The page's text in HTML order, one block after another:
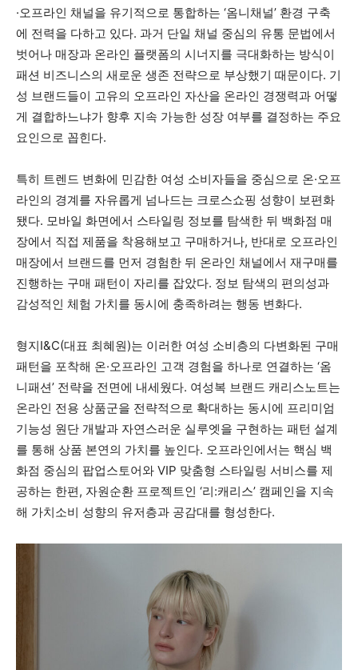
·오프라인 채널을 유기적으로 통합하는 ‘옴니채널’ 환경 구축
에 전력을 다하고 있다. 과거 단일 채널 중심의 유통 문법에서
벗어나 매장과 온라인 플랫폼의 시너지를 극대화하는 방식이
패션 비즈니스의 새로운 생존 전략으로 부상했기 때문이다. 기
성 브랜드들이 고유의 오프라인 자산을 온라인 경쟁력과 어떻
게 결합하느냐가 향후 지속 가능한 성장 여부를 결정하는 주요
요인으로 꼽힌다.
특히 트렌드 변화에 민감한 여성 소비자들을 중심으로 온·오프
라인의 경계를 자유롭게 넘나드는 크로스쇼핑 성향이 보편화
됐다. 모바일 화면에서 스타일링 정보를 탐색한 뒤 백화점 매
장에서 직접 제품을 착용해보고 구매하거나, 반대로 오프라인
매장에서 브랜드를 먼저 경험한 뒤 온라인 채널에서 재구매를
진행하는 구매 패턴이 자리를 잡았다. 정보 탐색의 편의성과
감성적인 체험 가치를 동시에 충족하려는 행동 변화다.
형지I&C(대표 최혜원)는 이러한 여성 소비층의 다변화된 구매
패턴을 포착해 온·오프라인 고객 경험을 하나로 연결하는 ‘옴
니패션’ 전략을 전면에 내세웠다. 여성복 브랜드 캐리스노트는
온라인 전용 상품군을 전략적으로 확대하는 동시에 프리미엄
기능성 원단 개발과 자연스러운 실루엣을 구현하는 패턴 설계
를 통해 상품 본연의 가치를 높인다. 오프라인에서는 핵심 백
화점 중심의 팝업스토어와 VIP 맞춤형 스타일링 서비스를 제
공하는 한편, 자원순환 프로젝트인 ‘리:캐리스’ 캠페인을 지속
해 가치소비 성향의 유저층과 공감대를 형성한다.